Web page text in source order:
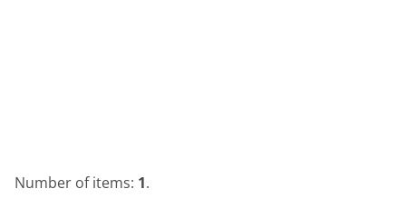
Number of items: 1.